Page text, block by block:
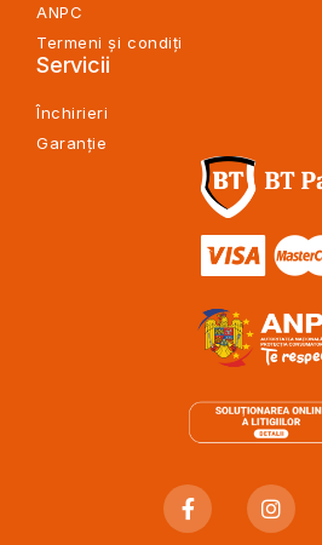
ANPC
Termeni și condiți
Servicii
Închirieri
Garanție